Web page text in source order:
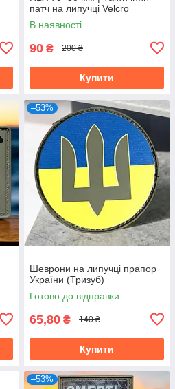
патч на липучці Velcro
В наявності
90 ₴ 200 ₴
Купити
–53%
Шеврони на липучці прапор
України (Тризуб)
Готово до відправки
65,80 ₴ 140 ₴
Купити
–53%